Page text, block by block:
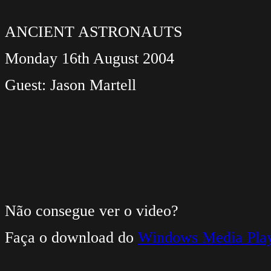
ANCIENT ASTRONAUTS
Monday 16th August 2004
Guest: Jason Martell
Não consegue ver o video?
Faça o download do Windows Media